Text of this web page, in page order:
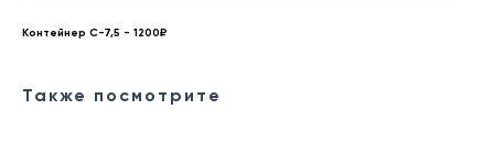
Контейнер С-7,5 - 1200₽
Также посмотрите